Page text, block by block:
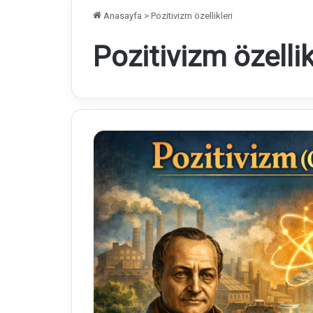
Anasayfa > Pozitivizm özellikleri
Pozitivizm